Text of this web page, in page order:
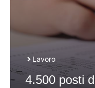
Lavoro
4.500 posti